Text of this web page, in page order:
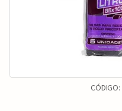
CÓDIGO: